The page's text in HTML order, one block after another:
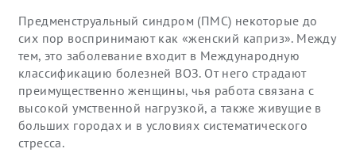
Предменструальный синдром (ПМС) некоторые до
сих пор воспринимают как «женский каприз». Между
тем, это заболевание входит в Международную
классификацию болезней ВОЗ. От него страдают
преимущественно женщины, чья работа связана с
высокой умственной нагрузкой, а также живущие в
больших городах и в условиях систематического
стресса.